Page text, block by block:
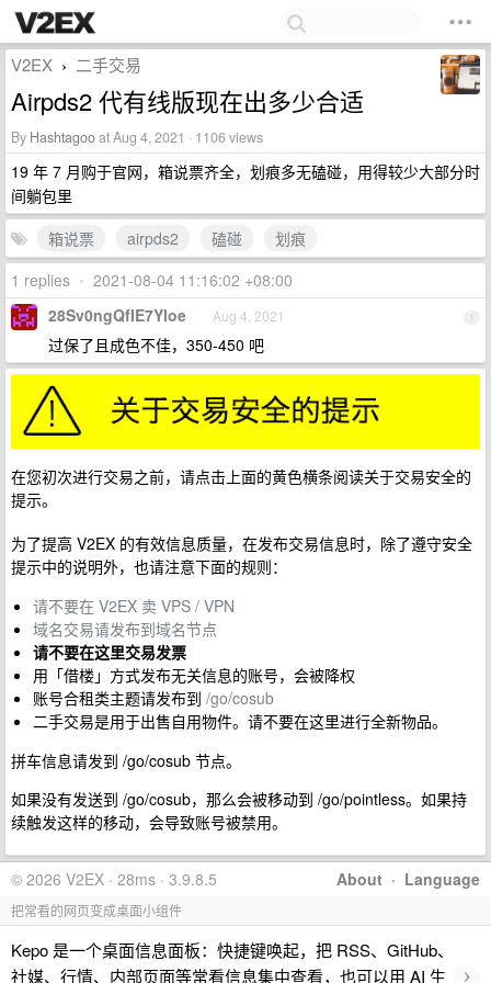
V2EX › 二手交易
Airpds2 代有线版现在出多少合适
By Hashtagooat Aug 4, 2021 · 1106 views
19 年 7 月购于官网，箱说票齐全，划痕多无磕碰，用得较少大部分时
间躺包里
箱说票
airpds2 磕碰
划痕
1 replies • 2021-08-04 11:16:02 +08:00
1
28Sv0ngQfIE7Yloe Aug 4, 2021
过保了且成色不佳，350-450 吧
在您初次进行交易之前，请点击上面的黄色横条阅读关于交易安全的
提示。
为了提高 V2EX 的有效信息质量，在发布交易信息时，除了遵守安全
提示中的说明外，也请注意下面的规则：
请不要在 V2EX 卖 VPS / VPN
域名交易请发布到域名节点
请不要在这里交易发票
用「借楼」方式发布无关信息的账号，会被降权
账号合租类主题请发布到 /go/cosub
二手交易是用于出售自用物件。请不要在这里进行全新物品。
拼车信息请发到 /go/cosub 节点。
如果没有发送到 /go/cosub，那么会被移动到 /go/pointless。如果持
续触发这样的移动，会导致账号被禁用。
About · Language
© 2026 V2EX · 28ms · 3.9.8.5
把常看的网页变成桌面小组件
Kepo 是一个桌面信息面板：快捷键唤起，把 RSS、GitHub、
社媒、行情、内部页面等常看信息集中查看，也可以用 AI 生
›